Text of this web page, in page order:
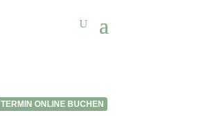
TERMIN ONLINE BUCHEN